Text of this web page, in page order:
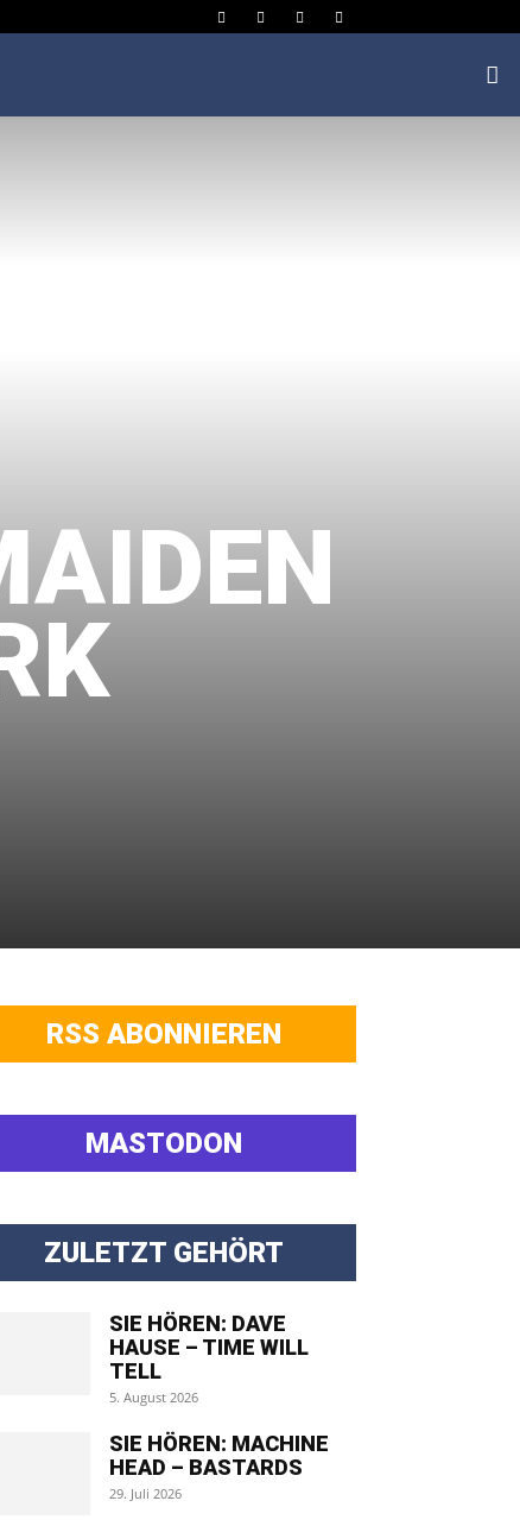
RSS ABONNIEREN
MASTODON
ZULETZT GEHÖRT
SIE HÖREN: DAVE
HAUSE – TIME WILL
TELL
5. August 2026
SIE HÖREN: MACHINE
HEAD – BASTARDS
29. Juli 2026